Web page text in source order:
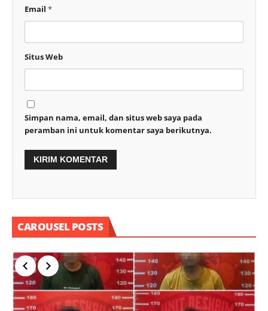
Email *
Situs Web
Simpan nama, email, dan situs web saya pada
peramban ini untuk komentar saya berikutnya.
CAROUSEL POSTS